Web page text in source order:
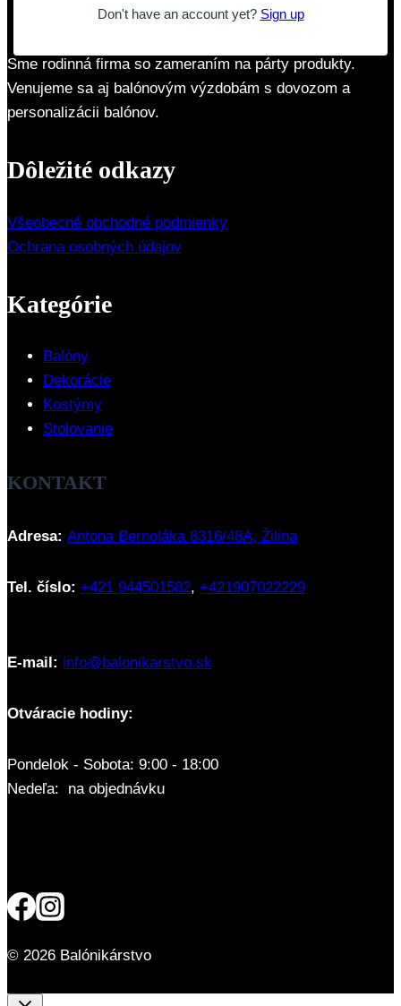
Sme rodinná firma so zameraním na párty produkty.
Venujeme sa aj balónovým výzdobám s dovozom a
personalizácii balónov.
Dôležité odkazy
Všeobecné obchodné podmienky
Ochrana osobných údajov
Kategórie
Balóny
Dekorácie
Kostýmy
Stolovanie
KONTAKT
Adresa: Antona Bernoláka 8316/48A, Žilina
Tel. číslo: +421 944501582, +421907022229
E-mail: info@balonikarstvo.sk
Otváracie hodiny:
Pondelok - Sobota: 9:00 - 18:00
Nedeľa: na objednávku
© 2026 Balónikárstvo
Don't have an account yet? Sign up